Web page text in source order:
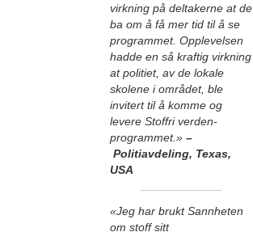
virkning på deltakerne at de
ba om å få mer tid til å se
programmet. Opplevelsen
hadde en så kraftig virkning
at politiet, av de lokale
skolene i området, ble
invitert til å komme og
levere Stoffri verden-
programmet.» –
Politiavdeling, Texas,
USA
«Jeg har brukt Sannheten
om stoff sitt